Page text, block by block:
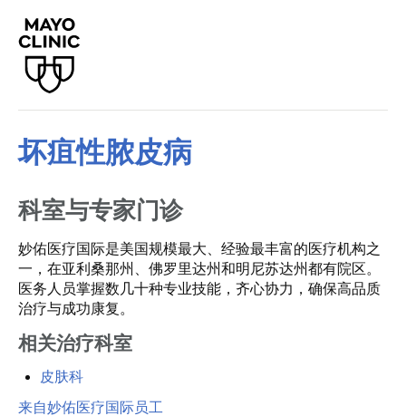
坏疽性脓皮病
科室与专家门诊
妙佑医疗国际是美国规模最大、经验最丰富的医疗机构之
一，在亚利桑那州、佛罗里达州和明尼苏达州都有院区。
医务人员掌握数几十种专业技能，齐心协力，确保高品质
治疗与成功康复。
相关治疗科室
皮肤科
来自妙佑医疗国际员工